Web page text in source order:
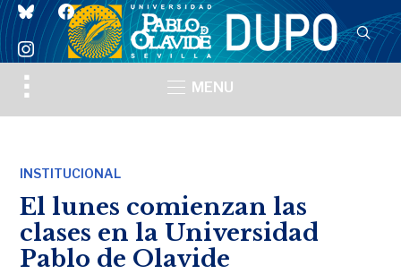
blueskyfacebook
instagram
Toggle
sidebar
MENU
INSTITUCIONAL
El lunes comienzan las
clases en la Universidad
Pablo de Olavide